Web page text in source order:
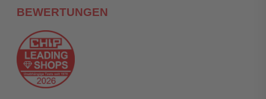
BEWERTUNGEN